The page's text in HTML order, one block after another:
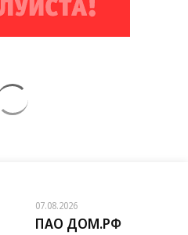
07.08.2026
ПАО ДОМ.РФ